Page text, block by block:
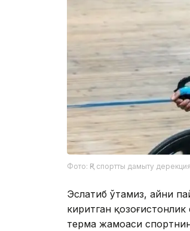
Фото: ҚР спортты дамыту
Эслатиб ўтамиз, айни
киритган
терма жамоаси